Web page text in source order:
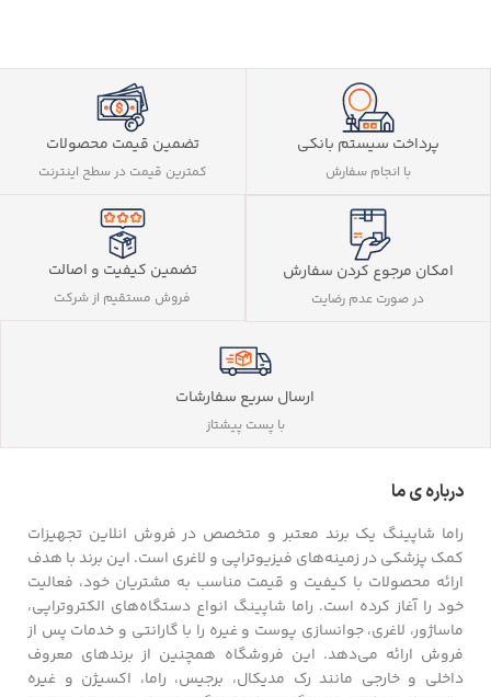
پرداخت سیستم بانکی
با انجام سفارش
تضمین قیمت محصولات
کمترین قیمت در سطح اینترنت
امکان مرجوع کردن سفارش
در صورت عدم رضایت
تضمین کیفیت و اصالت
فروش مستقیم از شرکت
ارسال سریع سفارشات
با پست پیشتاز
درباره ی ما
راما شاپینگ یک برند معتبر و متخصص در فروش انلاین تجهیزات
کمک پزشکی در زمینه‌های فیزیوتراپی و لاغری است. این برند با هدف
ارائه محصولات با کیفیت و قیمت مناسب به مشتریان خود، فعالیت
خود را آغاز کرده است. راما شاپینگ انواع دستگاه‌های الکتروتراپی،
ماساژور، لاغری، جوانسازی پوست و غیره را با گارانتی و خدمات پس از
فروش ارائه می‌دهد. این فروشگاه همچنین از برندهای معروف
داخلی و خارجی مانند رک مدیکال، برجیس، راما، اکسیژن و غیره